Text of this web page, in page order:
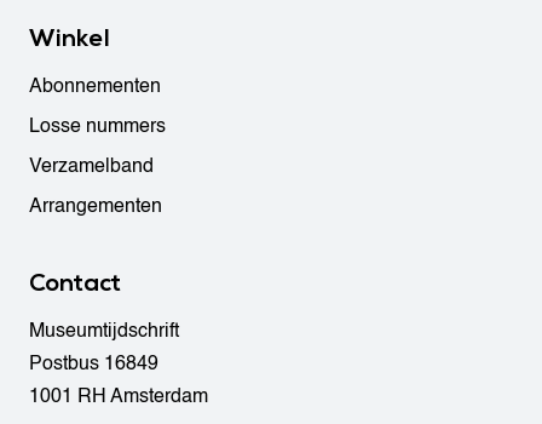
Winkel
Abonnementen
Losse nummers
Verzamelband
Arrangementen
Contact
Museumtijdschrift
Postbus 16849
1001 RH Amsterdam